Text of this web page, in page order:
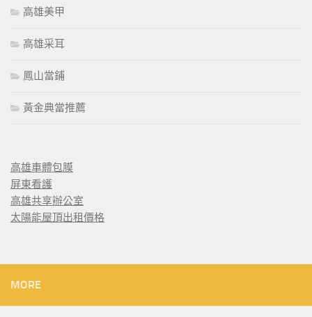
高雄美甲
高雄采耳
鳳山當鋪
黃金典當推薦
高雄車體包膜
屏東看護
高雄共享辦公室
太陽能屋頂出租價格
MORE